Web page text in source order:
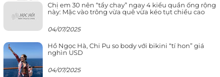
Chị em 30 nên “tẩy chay” ngay 4 kiểu quần ống rộng
này: Mặc vào trông vừa quê vừa kéo tụt chiều cao
04/07/2025
Hồ Ngọc Hà, Chi Pu so body với bikini “tí hon” giá
nghìn USD
04/07/2025